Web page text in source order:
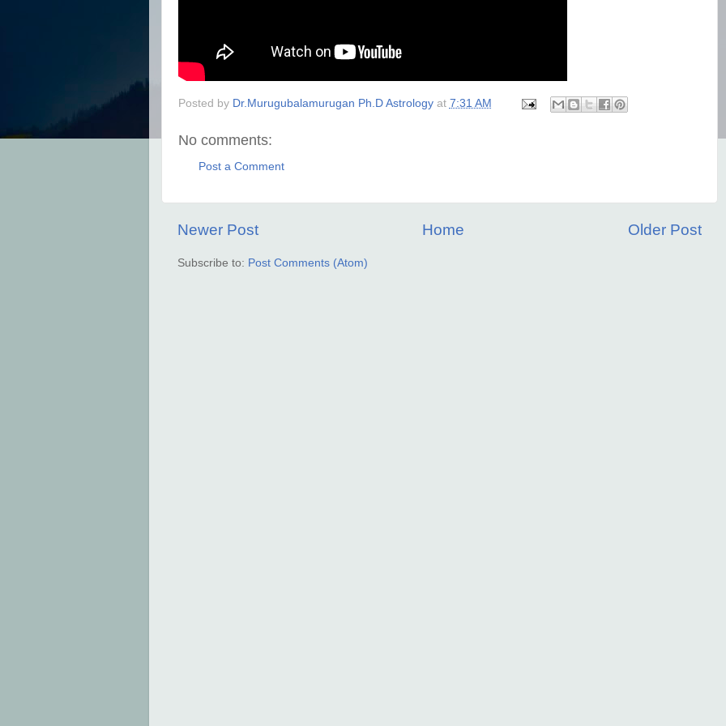
Posted by Dr.Murugubalamurugan Ph.D Astrology at 7:31 AM
No comments:
Post a Comment
Newer Post Older Post
Home
Subscribe to: Post Comments (Atom)